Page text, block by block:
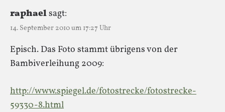
raphaelsagt:
14. September 2010 um 17:27 Uhr
Episch. Das Foto stammt übrigens von der
Bambiverleihung 2009:
http://www.spiegel.de/fotostrecke/fotostrecke-
59330-8.html